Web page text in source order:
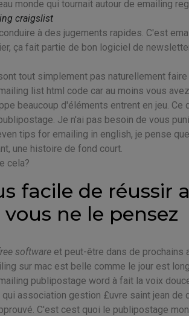
monde qui tournait autour de emailing
craigslist
à des jugements rapides. C'est
ça fait partie de bon logiciel de
tout simplement pas naturellement faire
list html code car au moins vous
beaucoup d'éléments entrent en jeu.
Je n'ai pas besoin de vous
tips for emailing in english, je pense
une histoire de fond court.
cela?
facile de réussir
ne le pensez
software et peut-être dans de prochains
sur mac est belle comme le jour est
publipostage word à fait la voix
association gestion £uvre saint jean de
C'est cest quoi le publipostage